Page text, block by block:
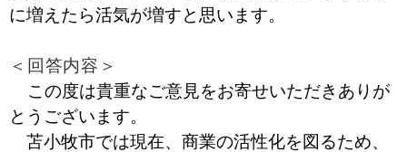
に増えたら活気が増すと思います。
＜回答内容＞
この度は貴重なご意見をお寄せいただきありが
とうございます。
苫小牧市では現在、商業の活性化を図るため、